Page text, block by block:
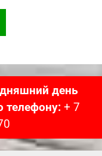
день
телефону: + 7